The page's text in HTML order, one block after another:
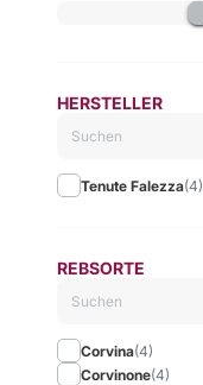
HERSTELLER
Tenute Falezza(4)
REBSORTE
Corvina(4)
Corvinone(4)